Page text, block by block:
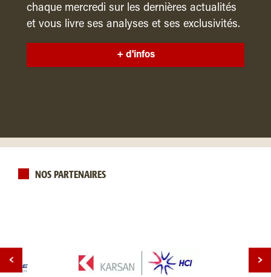
chaque mercredi sur les dernières actualités
et vous livre ses analyses et ses exclusivités.
+ d'infos
NOS PARTENAIRES